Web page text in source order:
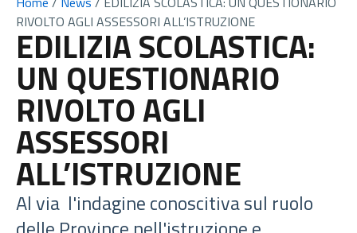
RIVOLTO AGLI ASSESSORI ALL’ISTRUZIONE
EDILIZIA SCOLASTICA:
UN QUESTIONARIO
RIVOLTO AGLI
ASSESSORI
ALL’ISTRUZIONE
Al via l'indagine conoscitiva sul ruolo